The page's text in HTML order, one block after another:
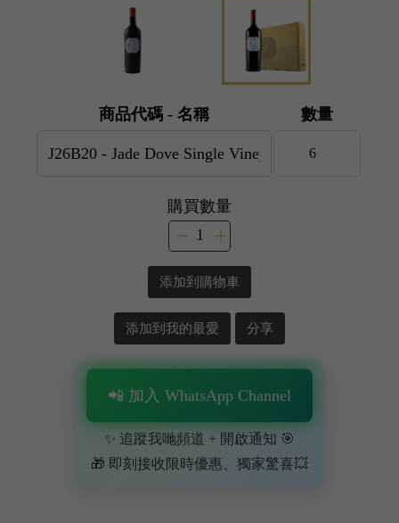
商品代碼 - 名稱 數量
購買數量
添加到購物車
添加到我的最愛 分享
📲 加入 WhatsApp Channel
✨ 追蹤我哋頻道 + 開啟通知 🎯
🎁 即刻接收限時優惠、獨家驚喜💥